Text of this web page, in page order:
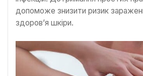
допоможе знизити ризик
здоров’я шкіри.